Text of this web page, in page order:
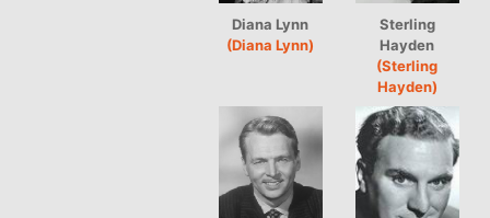
Diana Lynn
(Diana Lynn)
Sterling
Hayden
(Sterling
Hayden)